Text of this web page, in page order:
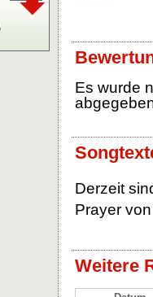
Es wurde
Derzeit
Prayer
Weitere